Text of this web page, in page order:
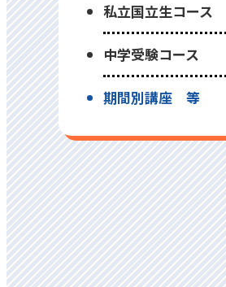
私⽴国⽴⽣コース
中学受験コース
期間別講座 等